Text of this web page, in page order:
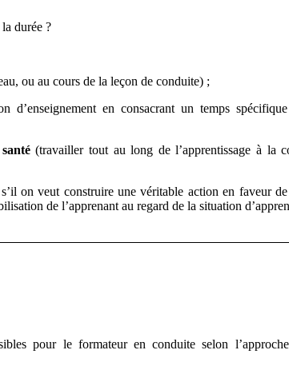
durée ?
ou au cours de la leçon de conduite) ;
d’enseignement en consacrant un temps
santé(travailler tout au long de l’apprentissage à la
on veut construire une véritable action en faveur
de l’apprenant au regard de la situation
pour le formateur en conduite selon